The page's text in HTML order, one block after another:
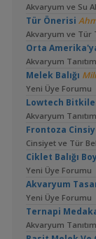
Akvaryum ve Su
Tür Önerisi
Akvaryum ve Tür
Orta
Akvaryum
Melek Balığı
Yeni Üye Forumu
Lowtech
Akvaryum
Frontoza
Cinsiyet ve Tür
Ciklet Balığı
Yeni Üye Forumu
Akvaryum
Yeni Üye Forumu
Ternapi
Akvaryum